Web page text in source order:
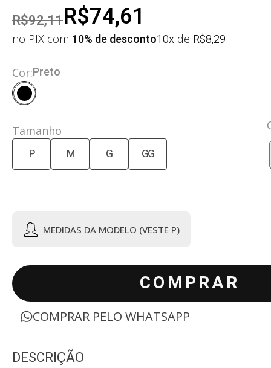
R$92,11R$74,61
no PIX com 10% de desconto10x de R$8,29
Cor:Preto
Tamanho
P M G GG
MEDIDAS DA MODELO (VESTE P)
COMPRAR
COMPRAR PELO WHATSAPP
DESCRIÇÃO